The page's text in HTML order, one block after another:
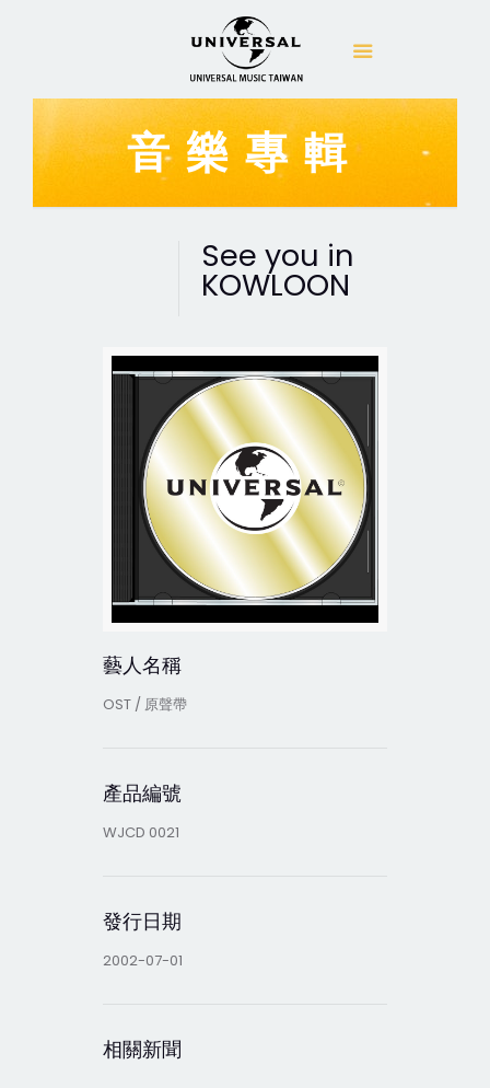
音樂專輯
See you in
KOWLOON
藝人名稱
OST / 原聲帶
產品編號
WJCD 0021
發行日期
2002-07-01
相關新聞